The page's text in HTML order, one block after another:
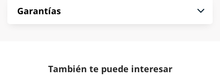
*Sujeto a aprobación de crédito conforme a
norma de Muebles América.
compra es segura de principio a fin.
- Certificados de seguridad SSL y Encriptación 3D.
Garantías
También te puede interesar